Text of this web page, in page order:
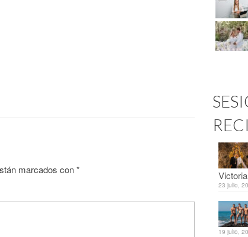
marcados con*
Victoria
23 julio,
19 julio,